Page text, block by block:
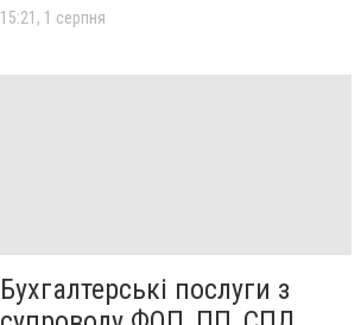
15:21, 1 серпня
Бухгалтерські послуги з